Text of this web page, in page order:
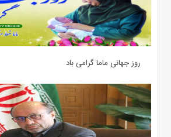
روز جهانی ماما گرامی باد